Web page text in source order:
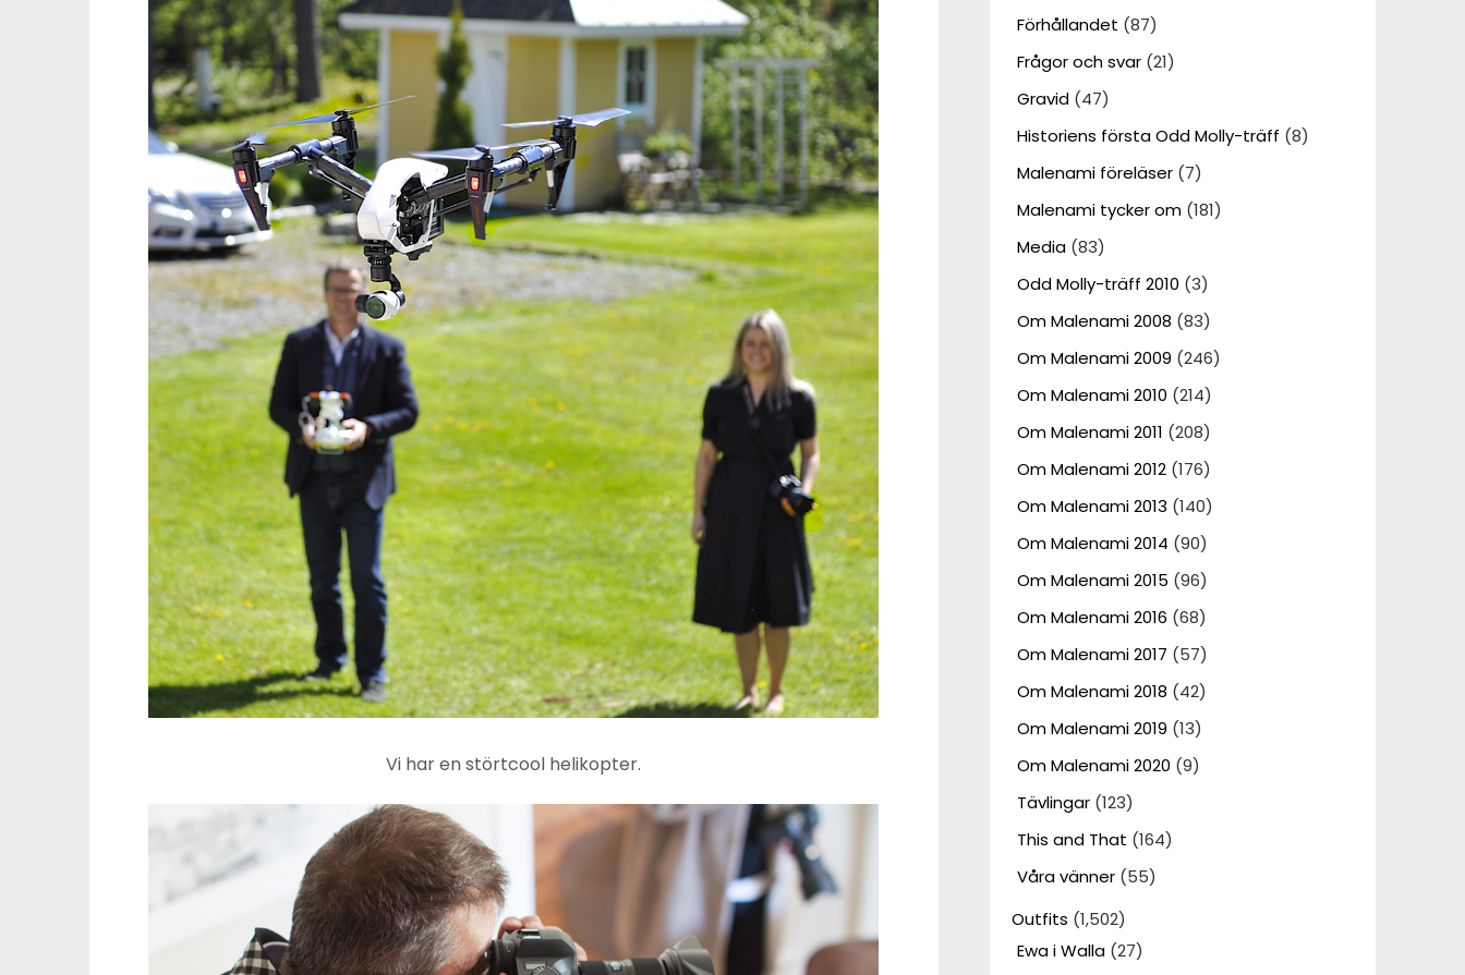
Vi har en störtcool helikopter.
Förhållandet (87)
Frågor och svar(21)
Gravid(47)
Historiens första Odd Molly-träff (8)
Malenami föreläser(7)
Malenami tycker om(181)
Media(83)
Odd Molly-träff 2010 (3)
Om Malenami 2008 (83)
Om Malenami 2009 (246)
Om Malenami 2010 (214)
Om Malenami 2011 (208)
Om Malenami 2012(176)
Om Malenami 2013 (140)
Om Malenami 2014 (90)
Om Malenami 2015 (96)
Om Malenami 2016 (68)
Om Malenami 2017 (57)
Om Malenami 2018 (42)
Om Malenami 2019 (13)
Om Malenami 2020 (9)
Tävlingar(123)
This and That (164)
Våra vänner(55)
Outfits (1,502)
Ewa i Walla(27)